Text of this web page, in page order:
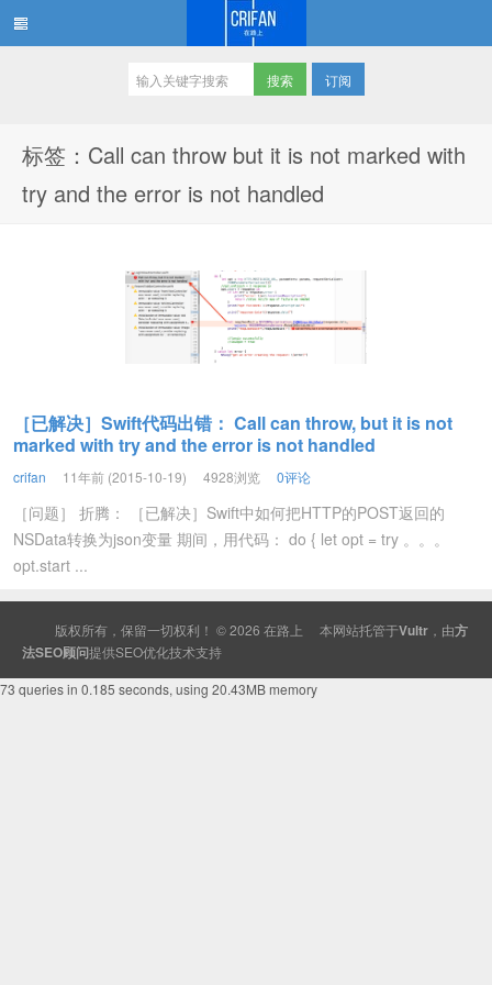
订阅
标签：Call can throw but it is not marked with
try and the error is not handled
［已解决］Swift代码出错： Call can throw, but it is not
marked with try and the error is not handled
crifan 11年前 (2015-10-19) 4928浏览 0评论
［问题］ 折腾： ［已解决］Swift中如何把HTTP的POST返回的
NSData转换为json变量 期间，用代码： do { let opt = try 。。。
opt.start ...
版权所有，保留一切权利！ © 2026 在路上 本网站托管于Vultr ，由方
法SEO顾问提供SEO优化技术支持
73 queries in 0.185 seconds, using 20.43MB memory